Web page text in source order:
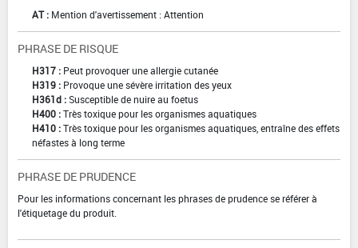
AT : Mention d'avertissement : Attention
PHRASE DE RISQUE
H317 : Peut provoquer une allergie cutanée
H319 : Provoque une sévère irritation des yeux
H361d :Susceptible de nuire au foetus
H400 :Très toxique pour les organismes aquatiques
H410 :Très toxique pour les organismes aquatiques, entraîne des effets
néfastes à long terme
PHRASE DE PRUDENCE
Pour les informations concernant les phrases de prudence se référer à
l'étiquetage du produit.